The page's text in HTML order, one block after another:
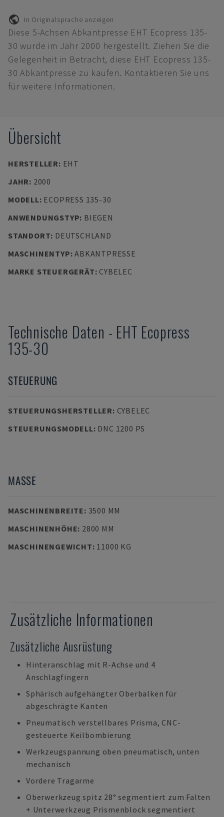
In Originalsprache anzeigen
Diese 5-Achsen Abkantpresse EHT Ecopress 135-
30 wurde im Jahr 2000 hergestellt. Ziehen Sie die
Gelegenheit in Betracht, diese EHT Ecopress 135-
30 Abkantpresse zu kaufen. Kontaktieren Sie uns
für weitere Informationen.
Übersicht
HERSTELLER: EHT
JAHR: 2000
MODELL: ECOPRESS 135-30
ANWENDUNGSTYP: BIEGEN
STANDORT: DEUTSCHLAND
MASCHINENTYP:ABKANTPRESSE
MARKE STEUERGERÄT: CYBELEC
Technische Daten - EHT Ecopress
135-30
STEUERUNG
STEUERUNGSHERSTELLER: CYBELEC
STEUERUNGSMODELL: DNC 1200 PS
MASSE
MASCHINENBREITE: 3500 MM
MASCHINENHÖHE: 2800 MM
MASCHINENGEWICHT: 11000 KG
Zusätzliche Informationen
Zusätzliche Ausrüstung
Hinteranschlag mit R-Achse und 4
Anschlagfingern
Sphärisch aufgehängter Oberbalken für
abgeschrägte Kanten
Pneumatisch verstellbares Prisma, CNC-
gesteuerte Keilbombierung
Werkzeugspannung oben pneumatisch, unten
mechanisch
Vordere Tragarme
Oberwerkzeug spitz 28° segmentiert zum Falten
+ Unterwerkzeug Prismenblock segmentiert